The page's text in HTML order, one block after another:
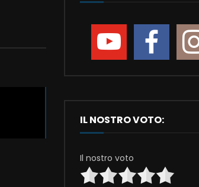
IL NOSTRO VOTO:
Il nostro voto